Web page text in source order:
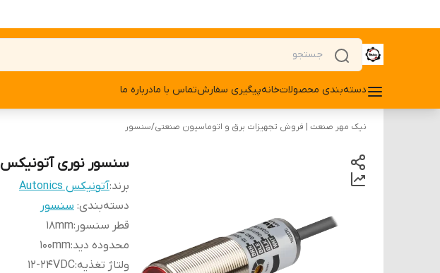
دسته‌بندی محصولاتخانهپیگیری سفارشتماس با مادرباره ما
نیک مهر صنعت | فروش تجهیزات برق و اتوماسیون صنعتی/سنسور
سنسور نوری آتونیکس BRQM100-DDTA-P
برند:آتونیکس Autonics
دسته‌بندی: سنسور
قطر سنسور :
18mm
محدوده دید:
100mm
ولتاژ تغذیه:
12-24VDC